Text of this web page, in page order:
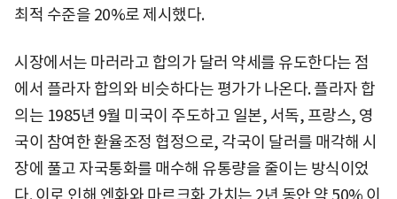
최적 수준을 20%로 제시했다.
시장에서는 마러라고 합의가 달러 약세를 유도한다는 점
에서 플라자 합의와 비슷하다는 평가가 나온다. 플라자 합
의는 1985년 9월 미국이 주도하고 일본, 서독, 프랑스, 영
국이 참여한 환율조정 협정으로, 각국이 달러를 매각해 시
장에 풀고 자국통화를 매수해 유통량을 줄이는 방식이었